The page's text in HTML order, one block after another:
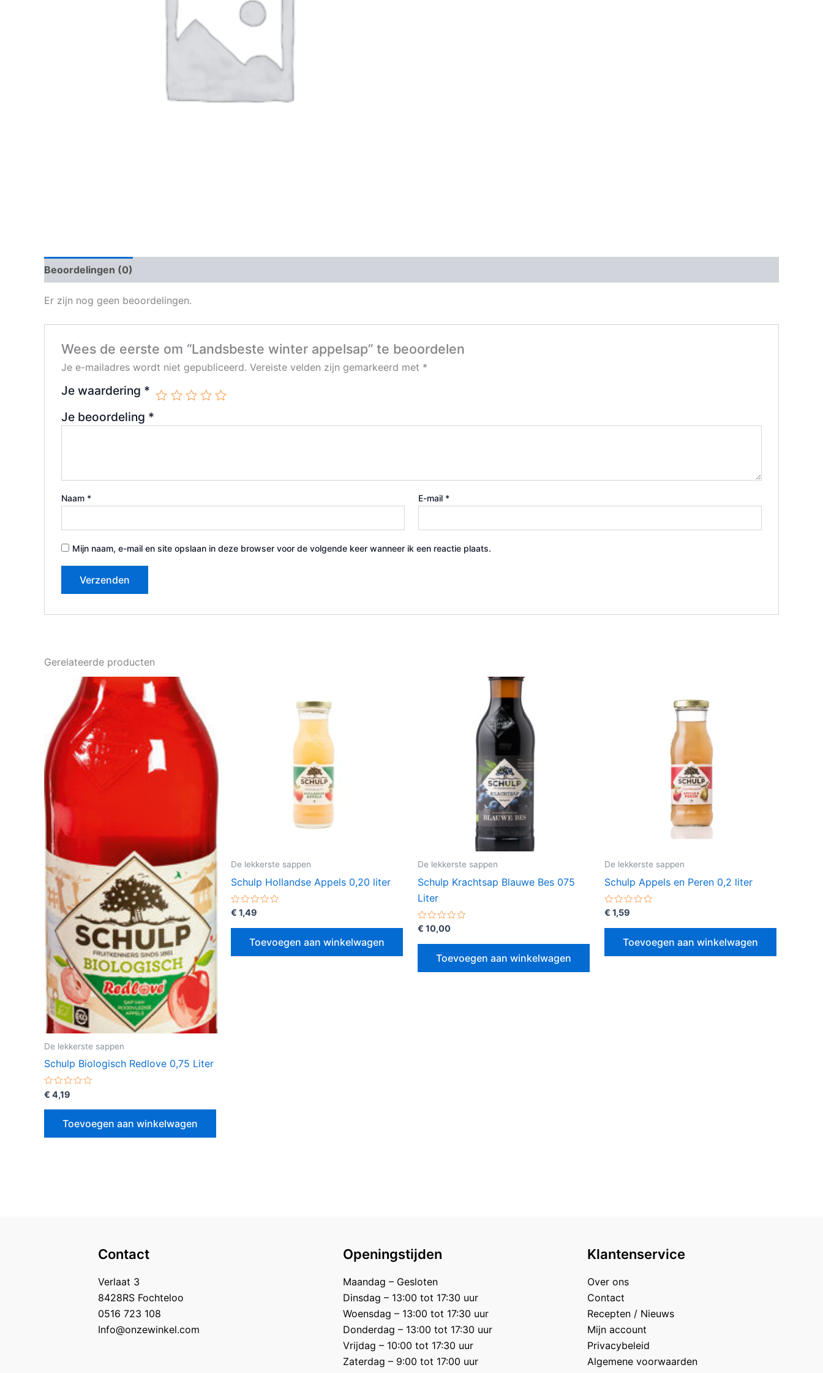
Beoordelingen (0)
Er zijn nog geen beoordelingen.
Wees de eerste om “Landsbeste winter appelsap” te beoordelen
Je e-mailadres wordt niet gepubliceerd. Vereiste velden zijn gemarkeerd met *
Je waardering *
Je beoordeling *
Naam * E-mail *
Mijn naam, e-mail en site opslaan in deze browser voor de volgende keer wanneer ik een reactie plaats.
Gerelateerde producten
De lekkerste sappen
Schulp Biologisch Redlove 0,75 Liter
Gewaardeerd
uit
€ 4,19
Toevoegen aan winkelwagen
De lekkerste sappen
Schulp Hollandse Appels 0,20 liter
Gewaardeerd
uit
€ 1,49
Toevoegen aan winkelwagen
De lekkerste sappen
Schulp Krachtsap Blauwe Bes 075
Liter
Gewaardeerd
uit
€ 10,00
Toevoegen aan winkelwagen
De lekkerste sappen
Schulp Appels en Peren 0,2 liter
Gewaardeerd
uit
€ 1,59
Toevoegen aan winkelwagen
Contact
Verlaat 3
8428RS Fochteloo
0516 723 108
Info@onzewinkel.com
Openingstijden
Maandag – Gesloten
Dinsdag – 13:00 tot 17:30 uur
Woensdag – 13:00 tot 17:30 uur
Donderdag – 13:00 tot 17:30 uur
Vrijdag – 10:00 tot 17:30 uur
Zaterdag – 9:00 tot 17:00 uur
Klantenservice
Over ons
Contact
Recepten / Nieuws
Mijn account
Privacybeleid
Algemene voorwaarden